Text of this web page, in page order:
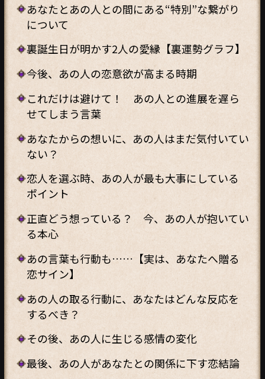
あなたとあの人との間にある“特別”な繋がり
について
裏誕生日が明かす2人の愛縁【裏運勢グラフ】
今後、あの人の恋意欲が高まる時期
これだけは避けて！ あの人との進展を遅ら
せてしまう言葉
あなたからの想いに、あの人はまだ気付いてい
ない？
恋人を選ぶ時、あの人が最も大事にしている
ポイント
正直どう想っている？ 今、あの人が抱いてい
る本心
あの言葉も行動も……【実は、あなたへ贈る
恋サイン】
あの人の取る行動に、あなたはどんな反応を
するべき？
その後、あの人に生じる感情の変化
最後、あの人があなたとの関係に下す恋結論